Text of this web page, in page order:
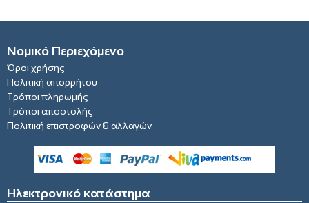
Νομικό Περιεχόμενο
Όροι χρήσης
Πολιτική απορρήτου
Τρόποι πληρωμής
Τρόποι αποστολής
Πολιτική επιστροφών & αλλαγών
Ηλεκτρονικό κατάστημα